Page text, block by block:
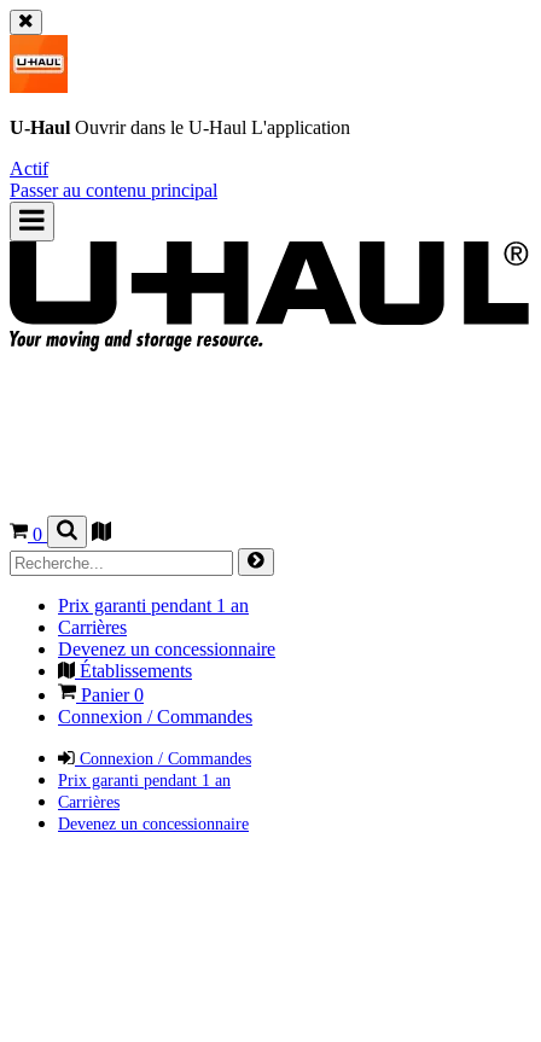
U-Haul Ouvrir dans le U-Haul L'application
Actif
Passer au contenu principal
0
Prix garanti pendant 1 an
Carrières
Devenez un concessionnaire
Établissements
Panier0
Connexion / Commandes
Connexion / Commandes
Prix garanti pendant 1 an
Carrières
Devenez un concessionnaire